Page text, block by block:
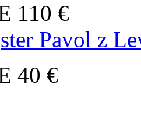
110 €
Pavol z
40 €